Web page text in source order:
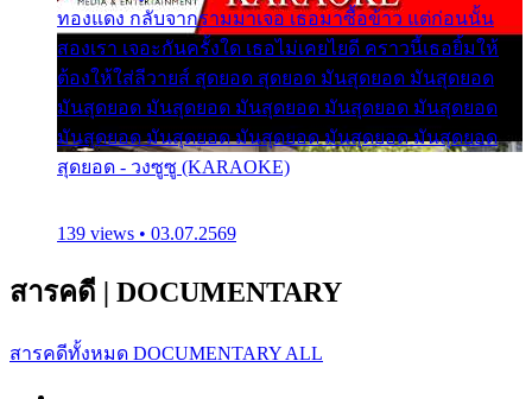
ทองแดง กลับจากรามมาเจอ เธอมาซื้อข้าว แต่ก่อนนั้น
สองเรา เจอะกันครั้งใด เธอไม่เคยไยดี คราวนี้เธอยิ้มให้
ต้องให้ใส่ลีวายส์ สุดยอด สุดยอด มันสุดยอด มันสุดยอด
มันสุดยอด มันสุดยอด มันสุดยอด มันสุดยอด มันสุดยอด
มันสุดยอด มันสุดยอด มันสุดยอด มันสุดยอด มันสุดยอด
สุดยอด - วงซูซู (KARAOKE)
139 views • 03.07.2569
สารคดี | DOCUMENTARY
สารคดีทั้งหมด DOCUMENTARY ALL